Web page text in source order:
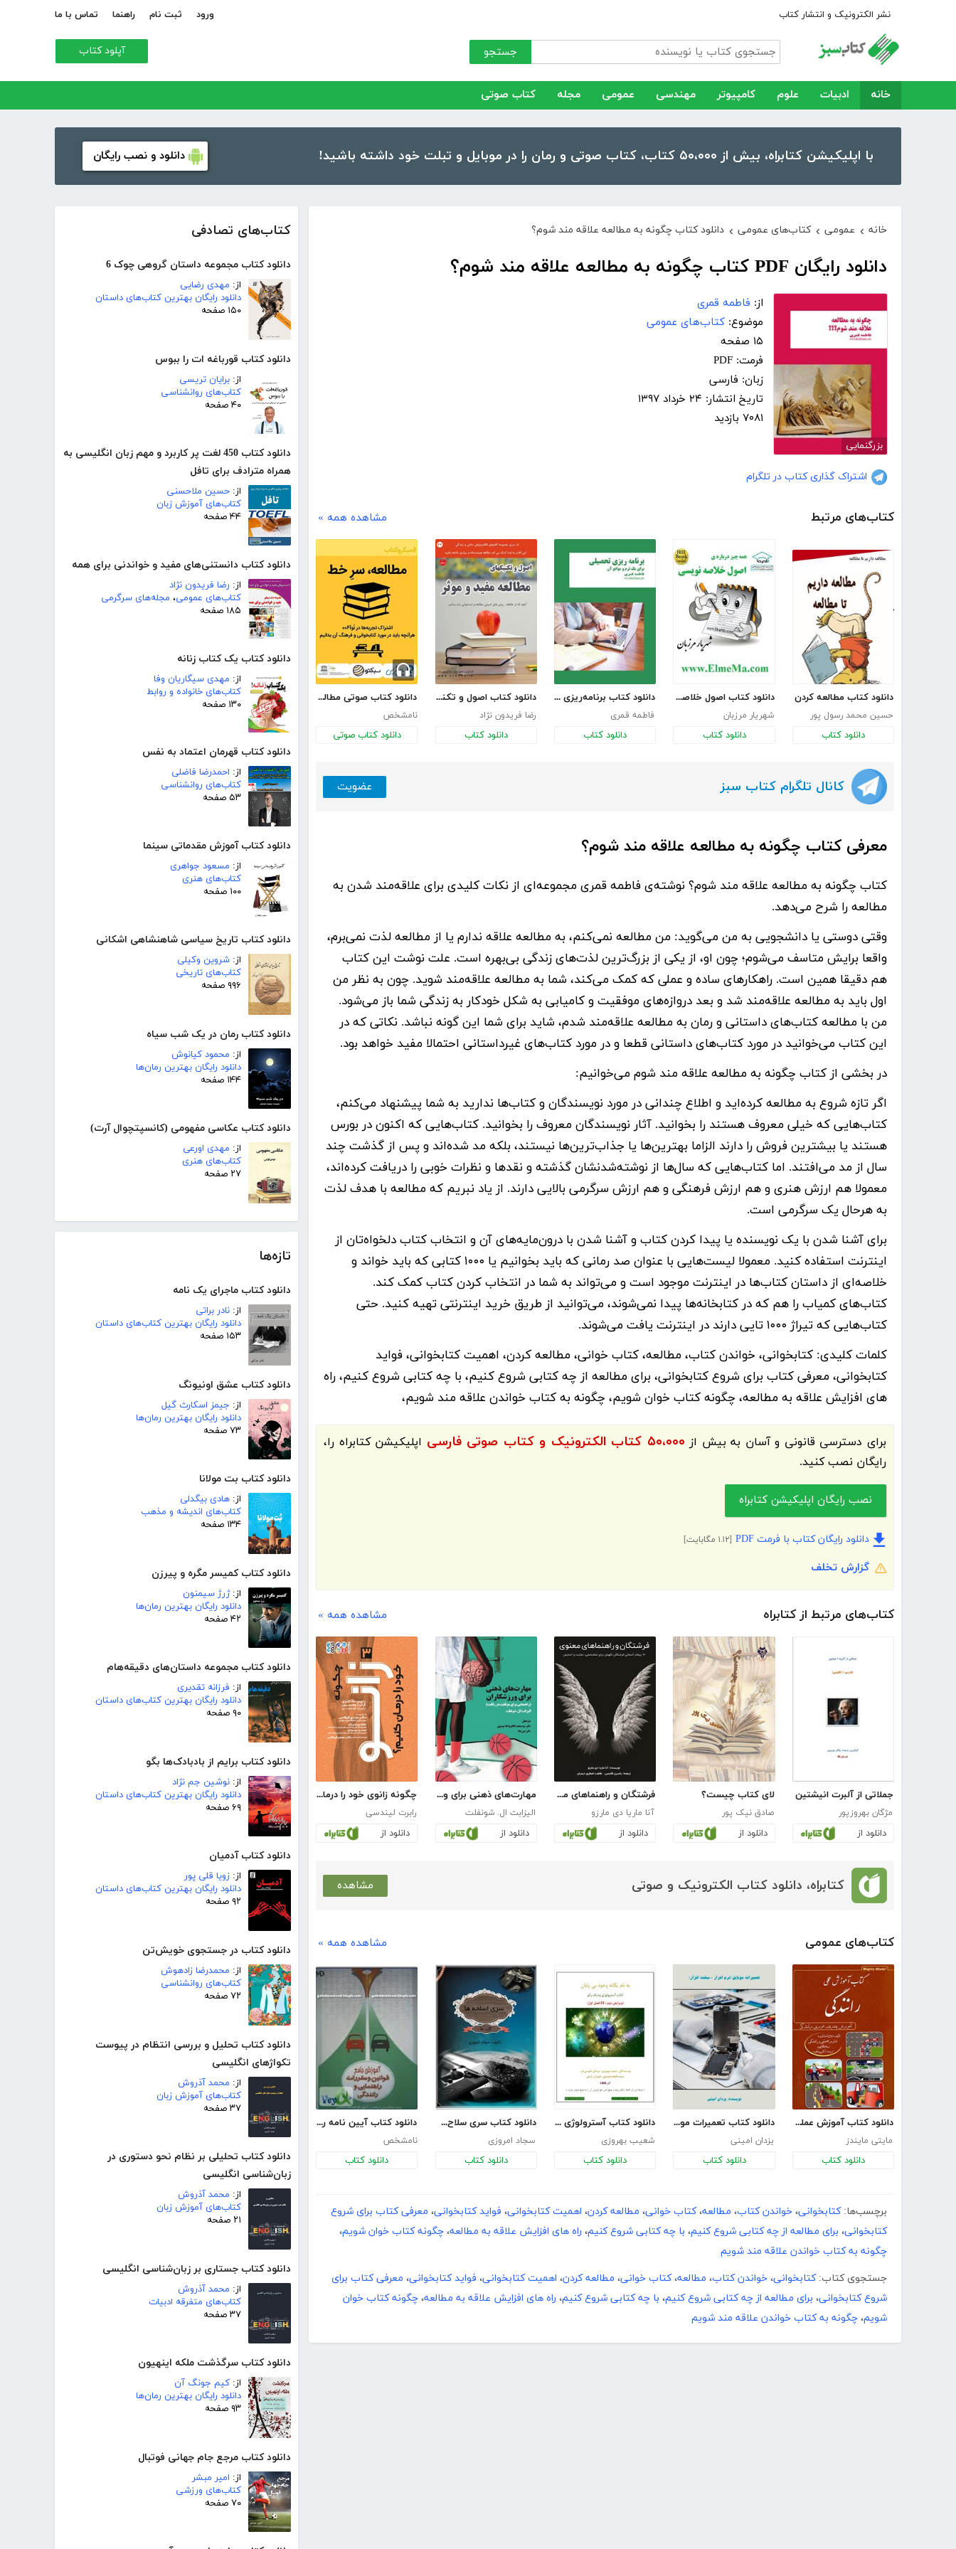
نشر الکترونیک و انتشار کتاب ورود ثبت نام راهنما تماس با ما
جستجو آپلود کتاب
خانه ادبیات علوم کامپیوتر مهندسی عمومی مجله کتاب صوتی
با اپلیکیشن کتابراه، بیش از ۵۰،۰۰۰ کتاب، کتاب صوتی و رمان را در موبایل و تبلت خود داشته باشید! دانلود و نصب رایگان
کتاب‌های تصادفی
دانلود کتاب مجموعه داستان گروهی چوک 6
از: مهدی رضایی
دانلود رایگان بهترین کتاب‌های داستان
۱۵۰ صفحه
دانلود کتاب قورباغه ات را ببوس
از: برایان تریسی
کتاب‌های روانشناسی
۴۰ صفحه
دانلود کتاب 450 لغت پر کاربرد و مهم زبان انگلیسی به
همراه مترادف برای تافل
از: حسین ملاحسنی
کتاب‌های آموزش زبان
۴۴ صفحه
دانلود کتاب دانستنی‌های مفید و خواندنی برای همه
از: رضا فریدون نژاد
کتاب‌های عمومی، مجله‌های سرگرمی
۱۸۵ صفحه
دانلود کتاب یک کتاب زنانه
از: مهدی سیگاریان وفا
کتاب‌های خانواده و روابط
۱۳۰ صفحه
دانلود کتاب قهرمان اعتماد به نفس
از: احمدرضا فاضلی
کتاب‌های روانشناسی
۵۳ صفحه
دانلود کتاب آموزش مقدماتی سینما
از: مسعود جواهری
کتاب‌های هنری
۱۰۰ صفحه
دانلود کتاب تاریخ سیاسی شاهنشاهی اشکانی
از: شروین وکیلی
کتاب‌های تاریخی
۹۹۶ صفحه
دانلود کتاب رمان در یک شب سیاه
از: محمود کیانوش
دانلود رایگان بهترین رمان‌ها
۱۴۴ صفحه
دانلود کتاب عکاسی مفهومی (کانسپتچوال آرت)
از: مهدی اورعی
کتاب‌های هنری
۲۷ صفحه
تازه‌ها
دانلود کتاب ماجرای یک نامه
از: نادر براتی
دانلود رایگان بهترین کتاب‌های داستان
۱۵۳ صفحه
دانلود کتاب عشق اونیونگ
از: جیمز اسکارث گیل
دانلود رایگان بهترین رمان‌ها
۷۳ صفحه
دانلود کتاب بت مولانا
از: هادی بیگدلی
کتاب‌های اندیشه و مذهب
۱۳۴ صفحه
دانلود کتاب کمیسر مگره و پیرزن
از:ژرژ سیمنون
دانلود رایگان بهترین رمان‌ها
۴۲ صفحه
دانلود کتاب مجموعه داستان‌های دقیقه‌هام
از: فرزانه تقدیری
دانلود رایگان بهترین کتاب‌های داستان
۹۰ صفحه
دانلود کتاب برایم از بادبادک‌ها بگو
از: نوشین جم نژاد
دانلود رایگان بهترین کتاب‌های داستان
۶۹ صفحه
دانلود کتاب آدمیان
از: زویا قلی پور
دانلود رایگان بهترین کتاب‌های داستان
۹۲ صفحه
دانلود کتاب در جستجوی خویش‌تن
از: محمدرضا زادهوش
کتاب‌های روانشناسی
۷۲ صفحه
دانلود کتاب تحلیل و بررسی انتظام در پیوست
تکواژهای انگلیسی
از: محمد آذروش
کتاب‌های آموزش زبان
۳۷ صفحه
دانلود کتاب تحلیلی بر نظام نحو دستوری در
زبان‌شناسی انگلیسی
از: محمد آذروش
کتاب‌های آموزش زبان
۲۱ صفحه
دانلود کتاب جستاری بر زبان‌شناسی انگلیسی
از: محمد آذروش
کتاب‌های متفرقه ادبیات
۳۷ صفحه
دانلود کتاب سرگذشت ملکه اینهیون
از: کیم جونگ آن
دانلود رایگان بهترین رمان‌ها
۹۳ صفحه
دانلود کتاب مرجع جام جهانی فوتبال
از: امیر مبشر
کتاب‌های ورزشی
۷۰ صفحه
خانه › عمومی › کتاب‌های عمومی › دانلود کتاب چگونه به مطالعه علاقه مند شوم؟
دانلود رایگان PDF کتاب چگونه به مطالعه علاقه مند شوم؟
بزرگنمایی
از: فاطمه قمری
موضوع: کتاب‌های عمومی
۱۵ صفحه
فرمت: PDF
زبان: فارسی
تاریخ انتشار: ۲۴ خرداد ۱۳۹۷
۷۰۸۱ بازدید
اشتراک گذاری کتاب در تلگرام
کتاب‌های مرتبط مشاهده همه »
دانلود کتاب مطالعه کردن
حسین محمد رسول پور
دانلود کتاب
دانلود کتاب اصول خلاصه نویسی
شهریار مرزبان
دانلود کتاب
دانلود کتاب برنامه‌ریزی تحصیلی برای یک ترم و موانع آن
فاطمه قمری
دانلود کتاب
دانلود کتاب اصول و تکنیک‌های مطالعه مفید و موثر
رضا فریدون نژاد
دانلود کتاب
دانلود کتاب صوتی مطالعه، سرخط
نامشخص
دانلود کتاب صوتی
کانال تلگرام کتاب سبز عضویت
معرفی کتاب چگونه به مطالعه علاقه مند شوم؟
کتاب چگونه به مطالعه علاقه مند شوم؟ نوشته‌ی فاطمه قمری مجموعه‌ای از نکات کلیدی برای علاقه‌مند شدن به
مطالعه را شرح می‌دهد.
وقتی دوستی یا دانشجویی به من می‌گوید: من مطالعه نمی‌کنم، به مطالعه علاقه ندارم یا از مطالعه لذت نمی‌برم،
واقعا برایش متاسف می‌شوم؛ چون او، از یکی از بزرگ‌ترین لذت‌های زندگی بی‌بهره است. علت نوشت این کتاب
هم دقیقا همین است. راهکارهای ساده و عملی که کمک می‌کند، شما به مطالعه علاقه‌مند شوید. چون به نظر من
اول باید به مطالعه علاقه‌مند شد و بعد دروازه‌های موفقیت و کامیابی به شکل خودکار به زندگی شما باز می‌شود.
من با مطالعه کتاب‌های داستانی و رمان به مطالعه علاقه‌مند شدم، شاید برای شما این گونه نباشد. نکاتی که در
این کتاب می‌خوانید در مورد کتاب‌های داستانی قطعا و در مورد کتاب‌های غیرداستانی احتمالا مفید خواهد بود.
در بخشی از کتاب چگونه به مطالعه علاقه مند شوم می‌خوانیم:
اگر تازه شروع به مطالعه کرده‌اید و اطلاع چندانی در مورد نویسندگان و کتاب‌ها ندارید به شما پیشنهاد می‌کنم،
کتاب‌هایی که خیلی معروف هستند را بخوانید. آثار نویسندگان معروف را بخوانید. کتاب‌هایی که اکنون در بورس
هستند یا بیشترین فروش را دارند الزاما بهترین‌ها یا جذاب‌ترین‌ها نیستند، بلکه مد شده‌اند و پس از گذشت چند
سال از مد می‌افتند. اما کتاب‌هایی که سال‌ها از نوشته‌شدنشان گذشته و نقدها و نظرات خوبی را دریافت کرده‌اند،
معمولا هم ارزش هنری و هم ارزش فرهنگی و هم ارزش سرگرمی بالایی دارند. از یاد نبریم که مطالعه با هدف لذت
به هرحال یک سرگرمی است.
برای آشنا شدن با یک نویسنده یا پیدا کردن کتاب و آشنا شدن با درون‌مایه‌های آن و انتخاب کتاب دلخواه‌تان از
اینترنت استفاده کنید. معمولا لیست‌هایی با عنوان صد رمانی که باید بخوانیم یا ۱۰۰۰ کتابی که باید خواند و
خلاصه‌ای از داستان کتاب‌ها در اینترنت موجود است و می‌تواند به شما در انتخاب کردن کتاب کمک کند.
کتاب‌های کمیاب را هم که در کتابخانه‌ها پیدا نمی‌شوند، می‌توانید از طریق خرید اینترنتی تهیه کنید. حتی
کتاب‌هایی که تیراژ ۱۰۰۰ تایی دارند در اینترنت یافت می‌شوند.
کلمات کلیدی: کتابخوانی، خواندن کتاب، مطالعه، کتاب خوانی، مطالعه کردن، اهمیت کتابخوانی، فواید
کتابخوانی، معرفی کتاب برای شروع کتابخوانی، برای مطالعه از چه کتابی شروع کنیم، با چه کتابی شروع کنیم، راه
های افزایش علاقه به مطالعه، چگونه کتاب خوان شویم، چگونه به کتاب خواندن علاقه مند شویم،
برای دسترسی قانونی و آسان به بیش از ۵۰،۰۰۰ کتاب الکترونیک و کتاب صوتی فارسی اپلیکیشنکتابراه را،
رایگان نصب کنید.
نصب رایگان اپلیکیشن کتابراه
دانلود رایگان کتاب با فرمت PDF [۱.۱۲ مگابایت]
گزارش تخلف
کتاب‌های مرتبط از کتابراه مشاهده همه »
جملاتی از آلبرت انیشتین
مژگان بهروزپور
دانلود از
لای کتاب چیست؟
صادق نیک پور
دانلود از
فرشتگان و راهنماهای معنوی
آنا ماریا دی مارزو
دانلود از
مهارت‌های ذهنی برای ورزشکاران
الیزابت ال. شونفلت
دانلود از
چگونه زانوی خود را درمان کنیم؟
رابرت لیندسی
دانلود از
کتابراه، دانلود کتاب الکترونیک و صوتی مشاهده
کتاب‌های عمومی مشاهده همه »
دانلود کتاب آموزش عملی رانندگی کشور سنگاپور
مایتی مایندز
دانلود کتاب
دانلود کتاب تعمیرات موبایل (نرم افزار - سخت افزار)
یزدان امینی
دانلود کتاب
دانلود کتاب آسترولوژی ودیک رائو
شعیب بهروزی
دانلود کتاب
دانلود کتاب سری سلاح‌ها: کلت‌ها
سجاد امروزی
دانلود کتاب
دانلود کتاب آیین نامه راهنمایی و رانندگی
نامشخص
دانلود کتاب
برچسب‌ها: کتابخوانی، خواندن کتاب، مطالعه،کتاب خوانی، مطالعه کردن، اهمیت کتابخوانی، فواید کتابخوانی، معرفی کتاب برای شروع
کتابخوانی، برای مطالعه از چه کتابی شروع کنیم، با چه کتابی شروع کنیم، راه های افزایش علاقه به مطالعه، چگونه کتاب خوان شویم،
چگونه به کتاب خواندن علاقه مند شویم
جستجوی کتاب: کتابخوانی، خواندن کتاب، مطالعه،کتاب خوانی، مطالعه کردن، اهمیت کتابخوانی، فواید کتابخوانی، معرفی کتاب برای
شروع کتابخوانی، برای مطالعه از چه کتابی شروع کنیم، با چه کتابی شروع کنیم، راه های افزایش علاقه به مطالعه، چگونه کتاب خوان
شویم، چگونه به کتاب خواندن علاقه مند شویم